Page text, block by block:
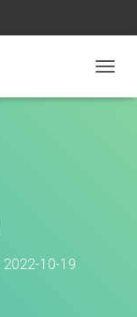
ビ
2022-10-19